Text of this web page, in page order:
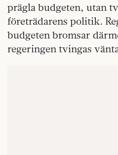
prägla budgeten, utan
företrädarens politik.
budgeten bromsar
regeringen tvingas